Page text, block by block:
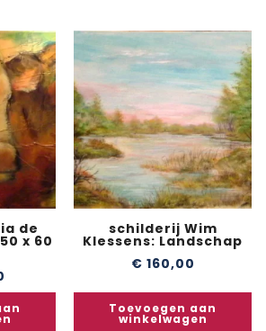
de
x 60
schilderij Wim
Klessens: Landschap
€ 160,00
Toevoegen aan
winkelwagen